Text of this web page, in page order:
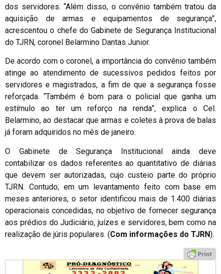
dos servidores. “Além disso, o convênio também tratou da
aquisição de armas e equipamentos de segurança”,
acrescentou o chefe do Gabinete de Segurança Institucional
do TJRN, coronel Belarmino Dantas Junior.
De acordo com o coronel, a importância do convênio também
atinge ao atendimento de sucessivos pedidos feitos por
servidores e magistrados, a fim de que a segurança fosse
reforçada. “Também é bom para o policial que ganha um
estímulo ao ter um reforço na renda”, explica o Cel.
Belarmino, ao destacar que armas e coletes à prova de balas
já foram adquiridos no mês de janeiro.
O Gabinete de Segurança Institucional ainda deve
contabilizar os dados referentes ao quantitativo de diárias
que devem ser autorizadas, cujo custeio parte do próprio
TJRN. Contudo, em um levantamento feito com base em
meses anteriores, o setor identificou mais de 1.400 diárias
operacionais concedidas, no objetivo de fornecer segurança
aos prédios do Judiciário, juízes e servidores, bem como na
realização de júris populares. (Com informações do TJRN).